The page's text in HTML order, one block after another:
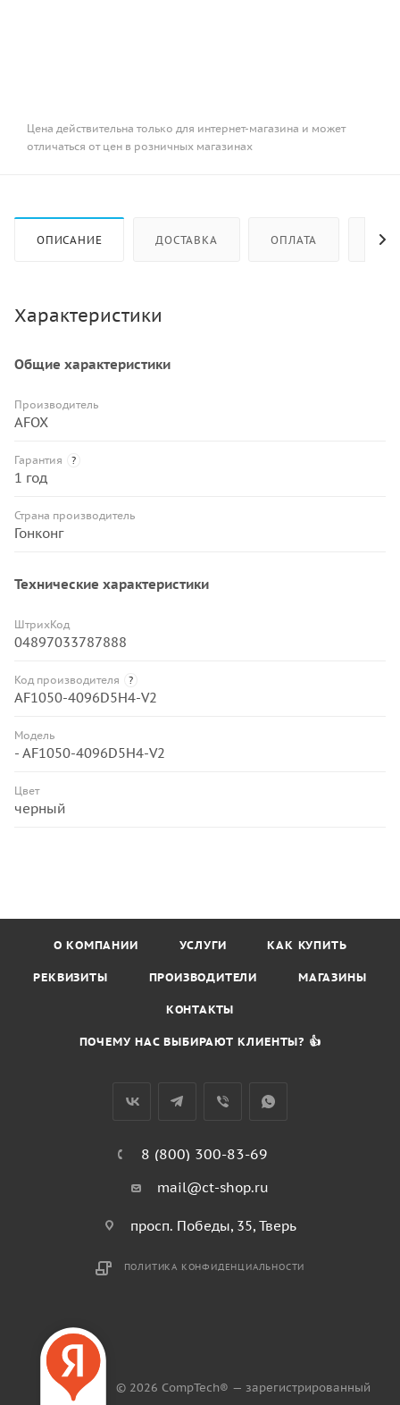
Цена действительна только для интернет-магазина и может
отличаться от цен в розничных магазинах
ОПИСАНИЕ ДОСТАВКА ОПЛАТА
Характеристики
Общие характеристики
Производитель
AFOX
Гарантия ?
1 год
Страна производитель
Гонконг
Технические характеристики
ШтрихКод
04897033787888
Код производителя ?
AF1050-4096D5H4-V2
Модель
- AF1050-4096D5H4-V2
Цвет
черный
О КОМПАНИИ УСЛУГИ КАК КУПИТЬ
РЕКВИЗИТЫ ПРОИЗВОДИТЕЛИ МАГАЗИНЫ
КОНТАКТЫ
ПОЧЕМУ НАС ВЫБИРАЮТ КЛИЕНТЫ? 👍
8 (800) 300-83-69
mail@ct-shop.ru
просп. Победы, 35, Тверь
ПОЛИТИКА КОНФИДЕНЦИАЛЬНОСТИ
© 2026 CompTech® — зарегистрированный